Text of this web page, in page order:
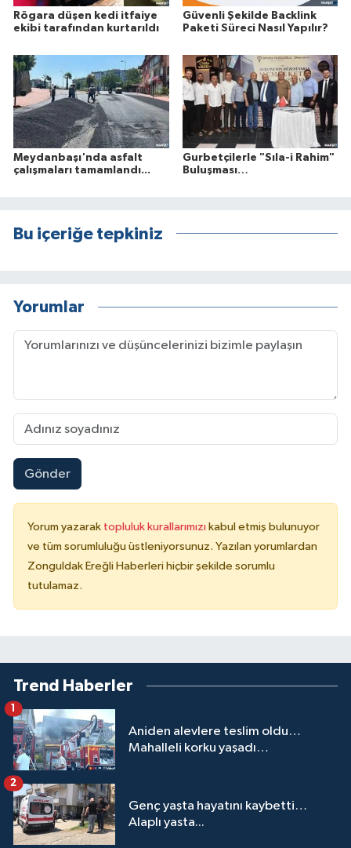
Rögara düşen kedi itfaiye
ekibi tarafından kurtarıldı
Güvenli Şekilde Backlink
Paketi Süreci Nasıl Yapılır?
Meydanbaşı'nda asfalt
çalışmaları tamamlandı...
Gurbetçilerle "Sıla-i Rahim"
Buluşması…
Bu içeriğe tepkiniz
Yorumlar
Gönder
Yorum yazarak topluluk kurallarımızı kabul etmiş bulunuyor
ve tüm sorumluluğu üstleniyorsunuz. Yazılan yorumlardan
Zonguldak Ereğli Haberleri hiçbir şekilde sorumlu
tutulamaz.
Trend Haberler
Aniden alevlere teslim oldu…
Mahalleli korku yaşadı…
1
Genç yaşta hayatını kaybetti…
Alaplı yasta...
2